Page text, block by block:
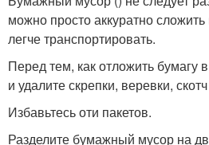
можно просто аккуратно сложить
легче транспортировать.
Перед тем, как отложить бумагу
и удалите скрепки, веревки,
Избавьтесь оти пакетов.
Разделите бумажный мусор на